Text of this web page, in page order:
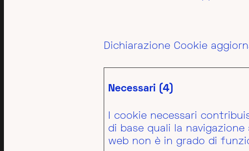
Dichiarazione Cookie
Necessari (4)
I cookie necessari
di base quali la
web non è in grado di